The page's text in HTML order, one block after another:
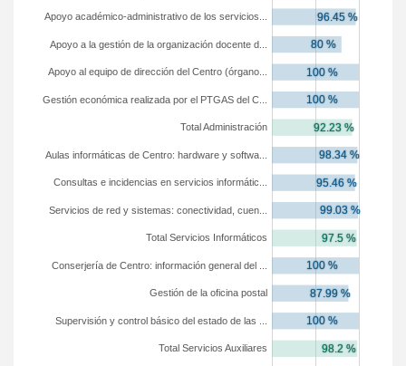
Total Servicios Auxiliares
Supervisión y control básico del estado de las ...
Gestión de la oficina postal
Conserjería de Centro: información general del ...
Total Servicios Informáticos
Servicios de red y sistemas: conectividad, cuen...
Consultas e incidencias en servicios informátic...
Aulas informáticas de Centro: hardware y softwa...
Total Administración
Gestión económica realizada por el PTGAS del C...
Apoyo al equipo de dirección del Centro (órgano...
Apoyo a la gestión de la organización docente d...
Apoyo académico-administrativo de los servicios...